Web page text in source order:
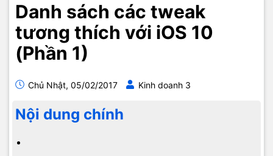
Danh sách các tweak
tương thích với iOS 10
(Phần 1)
Chủ Nhật, 05/02/2017 Kinh doanh 3
Nội dung chính